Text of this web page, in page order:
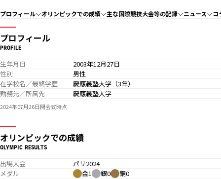
プロフィール オリンピックでの成績 主な国際競技大会等の記録 ニュース コ
プロフィール
PROFILE
生年月日
2003年12月27日
性別
男性
在学校名／最終学歴
慶應義塾大学（3年）
勤務先／所属先
慶應義塾大学
2024年07月26日開会式時点
オリンピックでの成績
OLYMPIC RESULTS
出場大会
パリ2024
メダル
金1 銀0 銅0